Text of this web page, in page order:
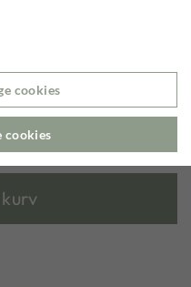
cookies
cookies